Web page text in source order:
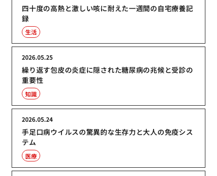
四十度の高熱と激しい咳に耐えた一週間の自宅療養記
録
生活
繰り返す包皮の炎症に隠された糖尿病の兆候と受診の
重要性
2026.05.25
知識
手足口病ウイルスの驚異的な生存力と大人の免疫シス
テム
2026.05.24
医療